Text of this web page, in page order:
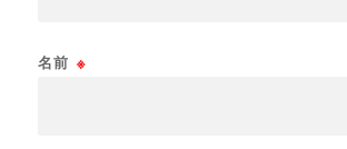
名前 ※